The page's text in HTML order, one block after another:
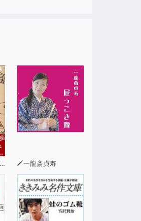
一龍斎貞寿